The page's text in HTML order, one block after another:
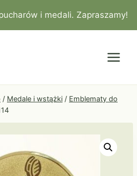
i medali. Zapraszamy!
/ Medale i wstążki / Emblematy do